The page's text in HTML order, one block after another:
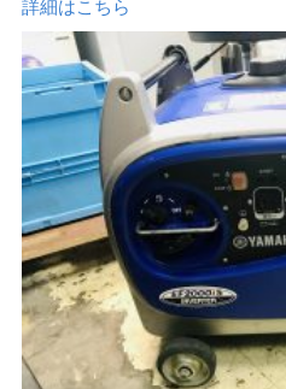
詳細はこちら